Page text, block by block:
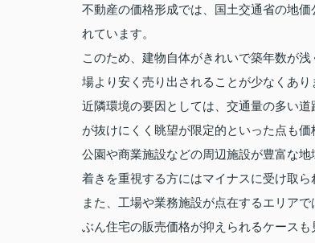
不動産の価格形成では、国土交通省の地
れています。
このため、建物自体がきれいで築年数が
場より安く売り出されることが少なくあり
近隣環境の要因としては、交通量の多い
が抜けにくく眺望が限定的といった点も価
公園や商業施設などの周辺施設が豊富な
着きを重視する方にはマイナスに受け取ら
また、工場や業務施設が点在するエリア
ぶん住宅の販売価格が抑えられるケースも